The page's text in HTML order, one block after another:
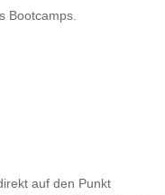
Bootcamps.
auf den Punkt